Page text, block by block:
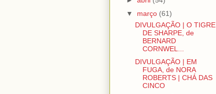
▼ março (61)
DIVULGAÇÃO | O TIGRE
DE SHARPE, de
BERNARD
CORNWEL...
DIVULGAÇÃO | EM
FUGA, de NORA
ROBERTS | CHÁ DAS
CINCO